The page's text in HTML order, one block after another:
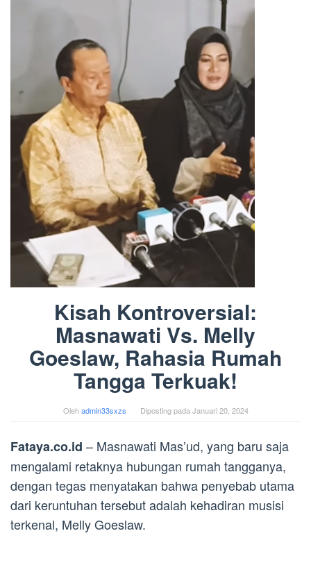
Kisah Kontroversial:
Masnawati Vs. Melly
Goeslaw, Rahasia Rumah
Tangga Terkuak!
Olehadmin33sxzs Diposting pada Januari 20, 2024
Fataya.co.id – Masnawati Mas’ud, yang baru saja
mengalami retaknya hubungan rumah tangganya,
dengan tegas menyatakan bahwa penyebab utama
dari keruntuhan tersebut adalah kehadiran musisi
terkenal, Melly Goeslaw.